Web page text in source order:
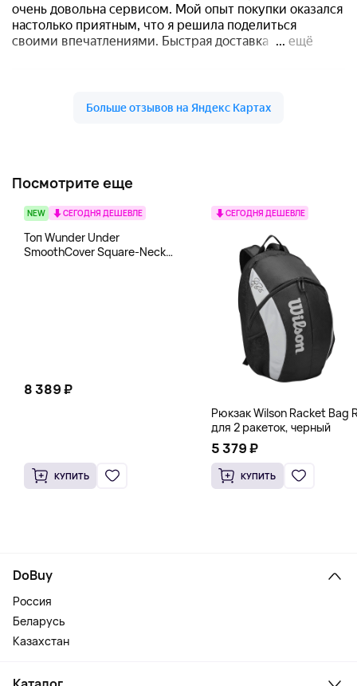
Посмотрите еще
NEW СЕГОДНЯ ДЕШЕВЛЕ
Топ Wunder Under
SmoothCover Square-Neck
8 389 ₽
КУПИТЬ
СЕГОДНЯ ДЕШЕВЛЕ
Рюкзак Wilson Racket Bag
для 2 ракеток, черный
5 379 ₽
КУПИТЬ
DoBuy
Россия
Беларусь
Казахстан